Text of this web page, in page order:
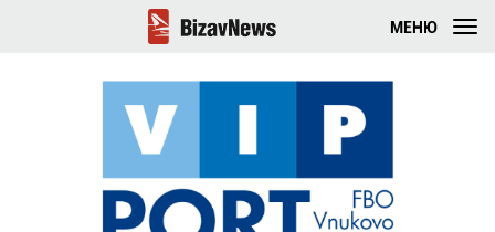
МЕНЮ